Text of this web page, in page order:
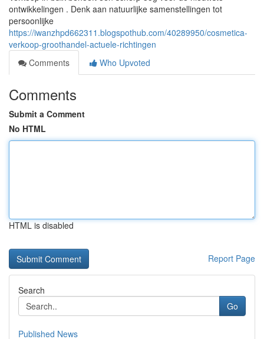
ontwikkelingen . Denk aan natuurlijke samenstellingen tot
persoonlijke
https://iwanzhpd662311.blogspothub.com/40289950/cosmetica-
verkoop-groothandel-actuele-richtingen
Comments
Who Upvoted
Comments
Submit a Comment
No HTML
HTML is disabled
Report Page
Search
Go
Published News